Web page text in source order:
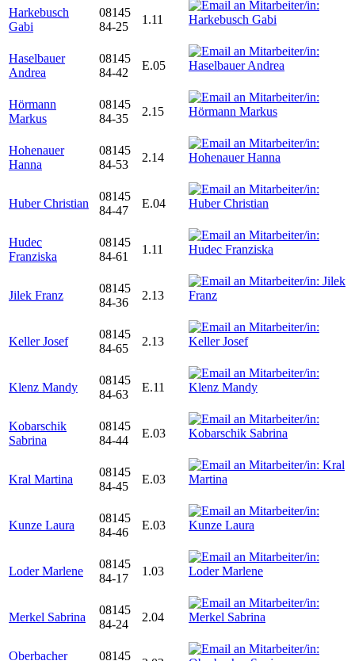
Harkebusch
Gabi
08145
84-25
1.11
Haselbauer
Andrea
08145
84-42
E.05
Hörmann
Markus
08145
84-35
2.15
Hohenauer
Hanna
08145
84-53
2.14
Huber Christian
08145
84-47
E.04
Hudec
Franziska
08145
84-61
1.11
Jilek Franz
08145
84-36
2.13
Keller Josef
08145
84-65
2.13
Klenz Mandy
08145
84-63
E.11
Kobarschik
Sabrina
08145
84-44
E.03
Kral Martina
08145
84-45
E.03
Kunze Laura
08145
84-46
E.03
Loder Marlene
08145
84-17
1.03
Merkel Sabrina
08145
84-24
2.04
Oberbacher
08145